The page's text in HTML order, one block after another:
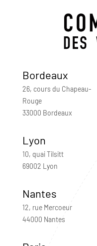
Bordeaux
26, cours du Chapeau-
Rouge
33000 Bordeaux
Lyon
10, quai Tilsitt
69002 Lyon
Nantes
12, rue Mercoeur
44000 Nantes